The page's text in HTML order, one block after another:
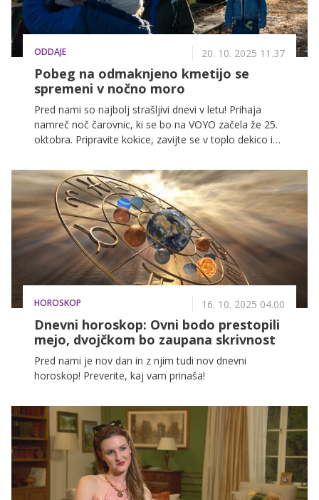
ODDAJE 20. 10. 2025 11.37
Pobeg na odmaknjeno kmetijo se
spremeni v nočno moro
Pred nami so najbolj strašljivi dnevi v letu! Prihaja
namreč noč čarovnic, ki se bo na VOYO začela že 25.
oktobra. Pripravite kokice, zavijte se v toplo dekico in
HOROSKOP 16. 10. 2025 04.00
Dnevni horoskop: Ovni bodo prestopili
mejo, dvojčkom bo zaupana skrivnost
Pred nami je nov dan in z njim tudi nov dnevni
horoskop! Preverite, kaj vam prinaša!